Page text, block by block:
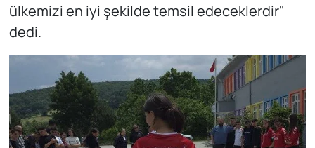
ülkemizi en iyi şekilde temsil edeceklerdir"
dedi.